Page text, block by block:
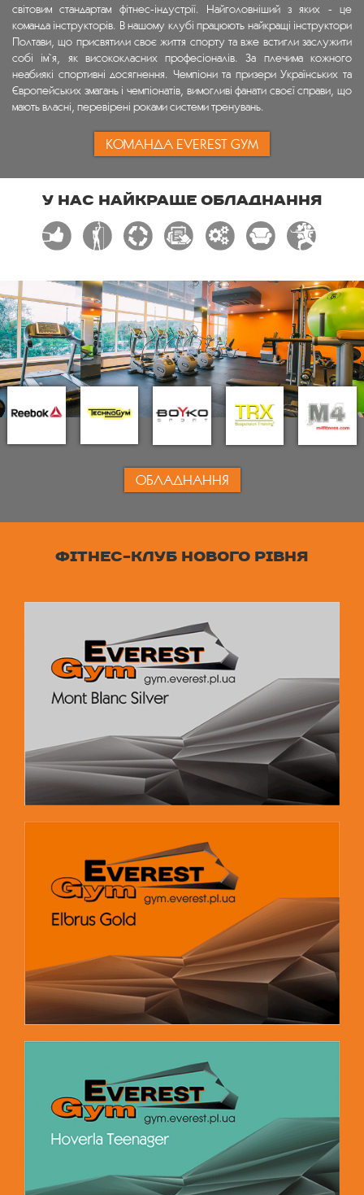
світовим стандартам фітнес-індустрії. Найголовніший з яких - це
команда інструкторів. В нашому клубі працюють найкращі інструктори
Полтави, що присвятили своє життя спорту та вже встигли заслужити
собі ім`я, як висококласних професіоналів. За плечима кожного
неабиякі спортивні досягнення. Чемпіони та призери Українських та
Європейських змагань і чемпіонатів, вимогливі фанати своєї справи, що
мають власні, перевірені роками системи тренувань.
КОМАНДА EVEREST GYM
У НАС НАЙКРАЩЕ ОБЛАДНАННЯ
ОБЛАДНАННЯ
ФІТНЕС-КЛУБ НОВОГО РІВНЯ
Пн-Пт 07:00-14:00
Сб-Нд 08:00-14:00
Elbrus Gold
Пн-Пт 07:00-21:00
Сб-Нд 08:00-18:00
Hoverla Teenager